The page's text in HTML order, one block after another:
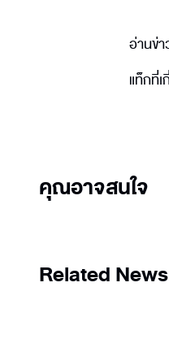
อ่านข่า
แท็กที่
คุณอาจสนใจ
Related News